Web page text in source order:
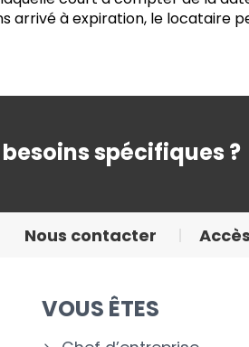
arrivé à expiration, le
spécifiques ?
Nous contacter
VOUS ÊTES